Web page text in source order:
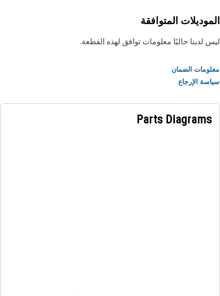
المتوافقة
لدينا حاليًا معلومات توافق لهذه القطعة.
الضمان
الإرجاع
Parts Diagrams